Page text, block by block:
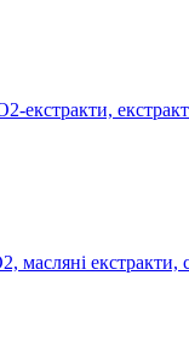
екстракти,
масляні екстракти,